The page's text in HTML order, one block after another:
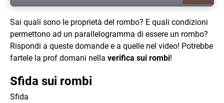
Sai quali sono le proprietà del rombo? E quali condizioni
permettono ad un parallelogramma di essere un rombo?
Rispondi a queste domande e a quelle nel video! Potrebbe
fartele la prof domani nella verifica sui rombi!
Sfida sui rombi
Sfida